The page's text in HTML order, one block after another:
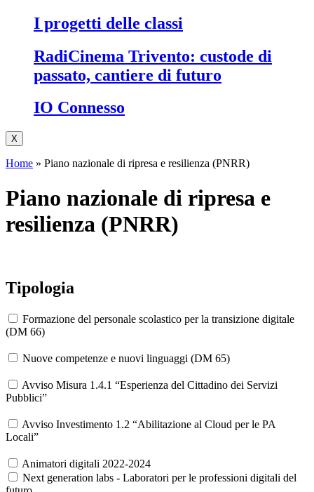
I progetti delle classi
RadiCinema Trivento: custode di
passato, cantiere di futuro
IO Connesso
X
Home » Piano nazionale di ripresa e resilienza (PNRR)
Piano nazionale di ripresa e
resilienza (PNRR)
Tipologia
Formazione del personale scolastico per la transizione digitale
(DM 66)
Nuove competenze e nuovi linguaggi (DM 65)
Avviso Misura 1.4.1 “Esperienza del Cittadino dei Servizi
Pubblici”
Avviso Investimento 1.2 “Abilitazione al Cloud per le PA
Locali”
Animatori digitali 2022-2024
Next generation labs - Laboratori per le professioni digitali del